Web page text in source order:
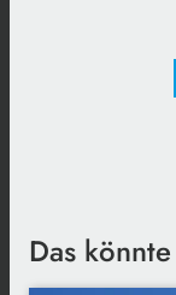
Das